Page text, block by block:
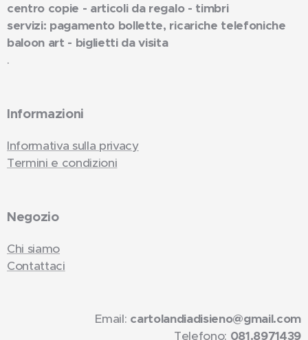
centro copie - articoli da regalo - timbri
servizi: pagamento bollette, ricariche telefoniche
baloon art - biglietti da visita
.
Informazioni
Informativa sulla privacy
Termini e condizioni
Negozio
Chi siamo
Contattaci
Email: cartolandiadisieno@gmail.com
Telefono: 081.8971439